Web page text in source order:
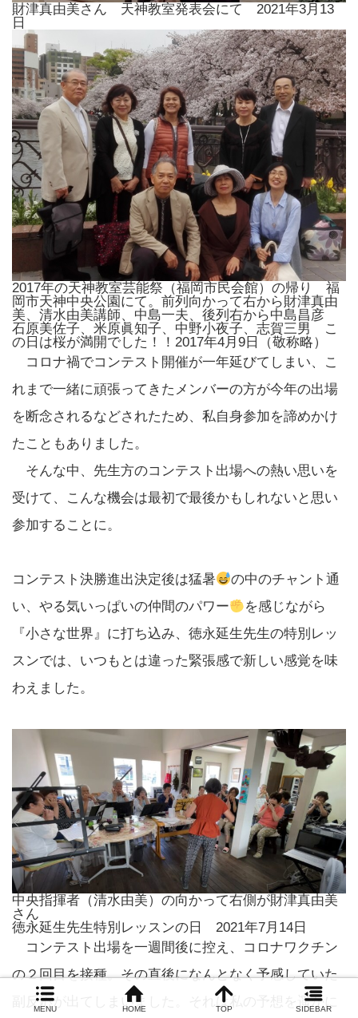
財津真由美さん 天神教室発表会にて 2021年3月13
日
2017年の天神教室芸能祭（福岡市民会館）の帰り 福
岡市天神中央公園にて。前列向かって右から財津真由
美、清水由美講師、中島一夫、後列右から中島昌彦
石原美佐子、米原眞知子、中野小夜子、志賀三男 こ
の日は桜が満開でした！！2017年4月9日（敬称略）
コロナ禍でコンテスト開催が一年延びてしまい、こ
れまで一緒に頑張ってきたメンバーの方が今年の出場
を断念されるなどされたため、私自身参加を諦めかけ
たこともありました。
そんな中、先生方のコンテスト出場への熱い思いを
受けて、こんな機会は最初で最後かもしれないと思い
参加することに。
コンテスト決勝進出決定後は猛暑
の中のチャント通
い、やる気いっぱいの仲間のパワー
を感じながら
『小さな世界』に打ち込み、徳永延生先生の特別レッ
スンでは、いつもとは違った緊張感で新しい感覚を味
わえました。
中央指揮者（清水由美）の向かって右側が財津真由美
さん
徳永延生先生特別レッスンの日 2021年7月14日
コンテスト出場を一週間後に控え、コロナワクチン
の２回目を接種。その直後になんとなく予感していた
副反応が出てしまいました。それは私の予想を遥かに
MENU HOME TOP SIDEBAR